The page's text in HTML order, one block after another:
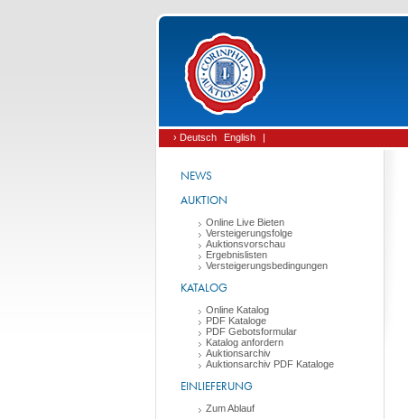
› Deutsch English |
NEWS
AUKTION
Online Live Bieten
Versteigerungsfolge
Auktionsvorschau
Ergebnislisten
Versteigerungsbedingungen
KATALOG
Online Katalog
PDF Kataloge
PDF Gebotsformular
Katalog anfordern
Auktionsarchiv
Auktionsarchiv PDF Kataloge
EINLIEFERUNG
Zum Ablauf